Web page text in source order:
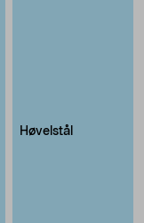
Høvelstål